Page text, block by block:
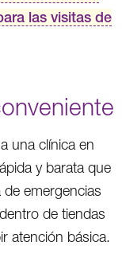
las visitas de
una clínica en
y barata que
emergencias
de tiendas
atención básica.